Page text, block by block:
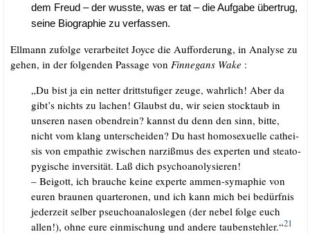
dem Freud – der wuss­te, was er tat – die Auf­ga­be über­trug,
sei­ne Bio­gra­phie zu verfassen.
Ell­mann zufol­ge ver­ar­bei­tet Joy­ce die Auf­for­de­rung, in Ana­ly­se zu
gehen, in der fol­gen­den Pas­sa­ge von Fin­ne­gans Wake :
„Du bist ja ein net­ter dritt­stu­fi­ger zeu­ge, wahr­lich! Aber da
gibt’s nichts zu lachen! Glaubst du, wir sei­en stock­taub in
unse­ren nasen oben­drein? kannst du denn den sinn, bit­te,
nicht vom klang unter­schei­den? Du hast homo­se­xu­el­le cat­hei­
sis von empa­thie zwi­schen nar­ziß­mus des exper­ten und steato­
py­gi­sche inver­si­tät. Laß dich psychoanolysieren!
– Beigott, ich brau­che kei­ne exper­te ammen-sym­a­phie von
euren brau­nen quar­te­ronen, und ich kann mich bei bedürf­nis
jeder­zeit sel­ber pseucho­ana­los­le­gen (der nebel fol­ge euch
allen!), ohne eure ein­mi­schung und ande­re tau­ben­steh­ler.“21